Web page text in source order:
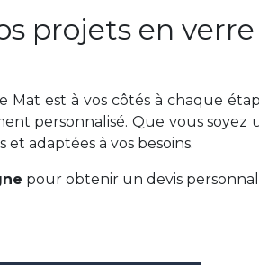
projets en verre
est à vos côtés à chaque
personnalisé. Que vous soyez
adaptées à vos besoins.
pour obtenir un devis